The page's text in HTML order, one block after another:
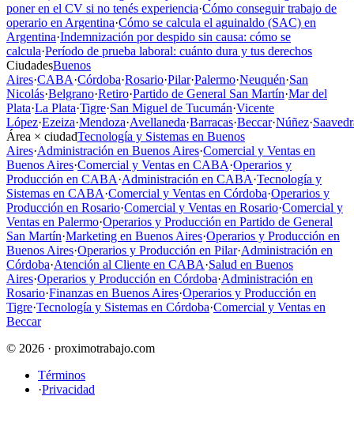
poner en el CV si no tenés experiencia·Cómo conseguir trabajo de
operario en Argentina·Cómo se calcula el aguinaldo (SAC) en
Argentina·Indemnización por despido sin causa: cómo se
calcula·Período de prueba laboral: cuánto dura y tus derechos
CiudadesBuenos
Aires·CABA·Córdoba·Rosario·Pilar·Palermo·Neuquén·San
Nicolás·Belgrano·Retiro·Partido de General San Martín·Mar del
Plata·La Plata·Tigre·San Miguel de Tucumán·Vicente
López·Ezeiza·Mendoza·Avellaneda·Barracas·Beccar·Núñez·
Área × ciudadTecnología y Sistemas en Buenos
Aires·Administración en Buenos Aires·Comercial y Ventas en
Buenos Aires·Comercial y Ventas en CABA·Operarios y
Producción en CABA·Administración en CABA·Tecnología y
Sistemas en CABA·Comercial y Ventas en Córdoba·Operarios y
Producción en Rosario·Comercial y Ventas en Rosario·Comercial y
Ventas en Palermo·Operarios y Producción en Partido de General
San Martín·Marketing en Buenos Aires·Operarios y Producción en
Buenos Aires·Operarios y Producción en Pilar·Administración en
Córdoba·Atención al Cliente en CABA·Salud en Buenos
Aires·Operarios y Producción en Córdoba·Administración en
Rosario·Finanzas en Buenos Aires·Operarios y Producción en
Tigre·Tecnología y Sistemas en Córdoba·Comercial y Ventas en
Beccar
© 2026 · proximotrabajo.com
Términos
·Privacidad